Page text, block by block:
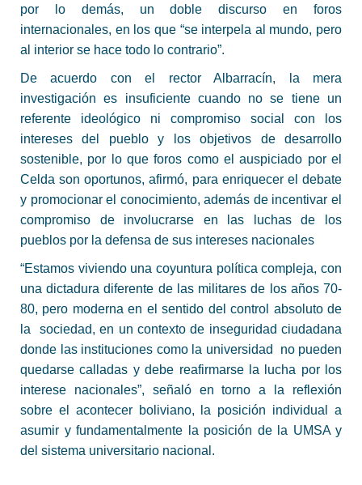
por lo demás, un doble discurso en foros
internacionales, en los que “se interpela al mundo, pero
al interior se hace todo lo contrario”.
De acuerdo con el rector Albarracín, la mera
investigación es insuficiente cuando no se tiene un
referente ideológico ni compromiso social con los
intereses del pueblo y los objetivos de desarrollo
sostenible, por lo que foros como el auspiciado por el
Celda son oportunos, afirmó, para enriquecer el debate
y promocionar el conocimiento, además de incentivar el
compromiso de involucrarse en las luchas de los
pueblos por la defensa de sus intereses nacionales
“Estamos viviendo una coyuntura política compleja, con
una dictadura diferente de las militares de los años 70-
80, pero moderna en el sentido del control absoluto de
la sociedad, en un contexto de inseguridad ciudadana
donde las instituciones como la universidad no pueden
quedarse calladas y debe reafirmarse la lucha por los
interese nacionales”, señaló en torno a la reflexión
sobre el acontecer boliviano, la posición individual a
asumir y fundamentalmente la posición de la UMSA y
del sistema universitario nacional.